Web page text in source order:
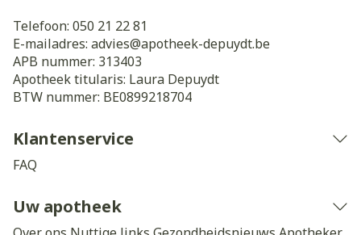
Telefoon: 050 21 22 81
E-mailadres: advies@apotheek-depuydt.be
APB nummer: 313403
Apotheek titularis: Laura Depuydt
BTW nummer: BE0899218704
Klantenservice
FAQ
Uw apotheek